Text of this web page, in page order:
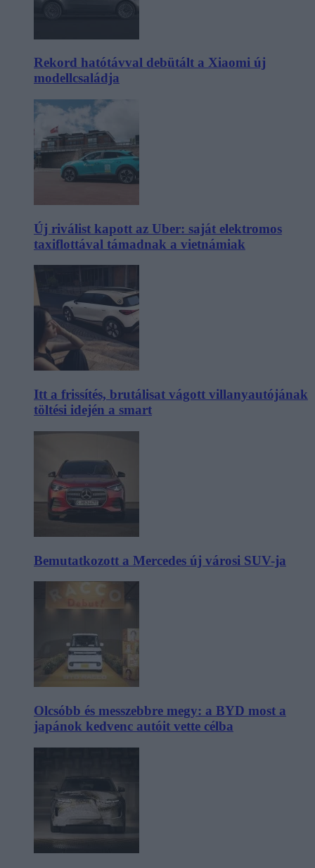
Rekord hatótávval debütált a Xiaomi új
modellcsaládja
Új riválist kapott az Uber: saját elektromos
taxiflottával támadnak a vietnámiak
Itt a frissítés, brutálisat vágott villanyautójának
töltési idején a smart
Bemutatkozott a Mercedes új városi SUV-ja
Olcsóbb és messzebbre megy: a BYD most a
japánok kedvenc autóit vette célba